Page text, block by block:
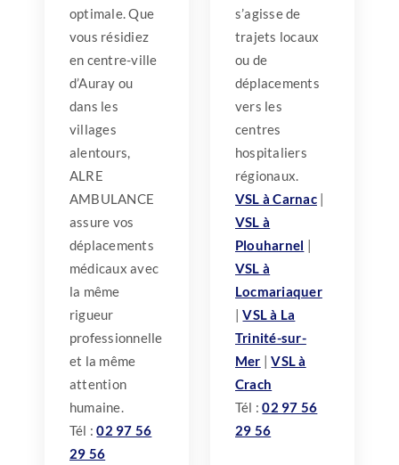
optimale. Que
vous résidiez
en centre-ville
d’Auray ou
dans les
villages
alentours,
ALRE
AMBULANCE
assure vos
déplacements
médicaux avec
la même
rigueur
professionnelle
et la même
attention
humaine.
Tél :02 97 56
29 56
s’agisse de
trajets locaux
ou de
déplacements
vers les
centres
hospitaliers
régionaux.
VSL à Carnac|
VSL à
Plouharnel |
VSL à
Locmariaquer
|VSL à La
Trinité-sur-
Mer |VSL à
Crach
Tél :02 97 56
29 56